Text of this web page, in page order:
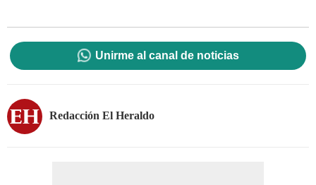
Unirme al canal de noticias
Redacción El Heraldo